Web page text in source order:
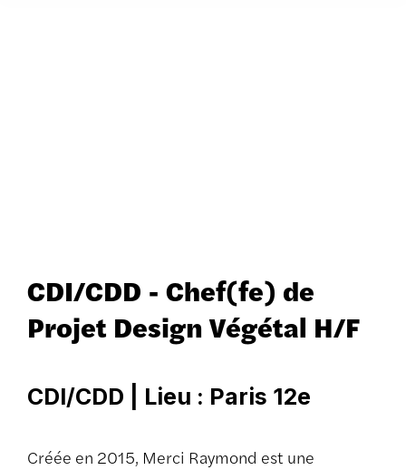
CDI/CDD - Chef(fe) de
Projet Design Végétal H/F
CDI/CDD | Lieu : Paris 12e
Créée en 2015, Merci Raymond est une